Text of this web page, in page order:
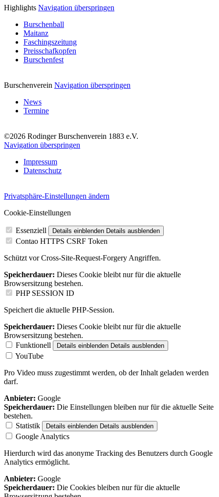
Highlights Navigation überspringen
Burschenball
Maitanz
Faschingszeitung
Preisschafkopfen
Burschenfest
Burschenverein Navigation überspringen
News
Termine
©2026 Rodinger Burschenverein 1883 e.V.
Navigation überspringen
Impressum
Datenschutz
Privatsphäre-Einstellungen ändern
Cookie-Einstellungen
Essenziell Details einblenden Details ausblenden
Contao HTTPS CSRF Token
Schützt vor Cross-Site-Request-Forgery Angriffen.
Speicherdauer: Dieses Cookie bleibt nur für die aktuelle
Browsersitzung bestehen.
PHP SESSION ID
Speichert die aktuelle PHP-Session.
Speicherdauer: Dieses Cookie bleibt nur für die aktuelle
Browsersitzung bestehen.
Funktionell
Details einblenden Details ausblenden
YouTube
Pro Video muss zugestimmt werden, ob der Inhalt geladen werden
darf.
Anbieter: Google
Speicherdauer: Die Einstellungen bleiben nur für die aktuelle Seite
bestehen.
Statistik
Details einblenden Details ausblenden
Google Analytics
Hierdurch wird das anonyme Tracking des Benutzers durch Google
Analytics ermöglicht.
Anbieter: Google
Speicherdauer: Die Cookies bleiben nur für die aktuelle